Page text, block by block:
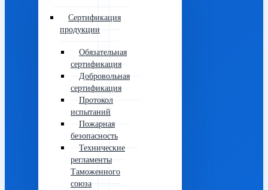
Сертификация
продукции
Обязательная
сертификация
Добровольная
сертификация
Протокол
испытаний
Пожарная
безопасность
Технические
регламенты
Таможенного
союза